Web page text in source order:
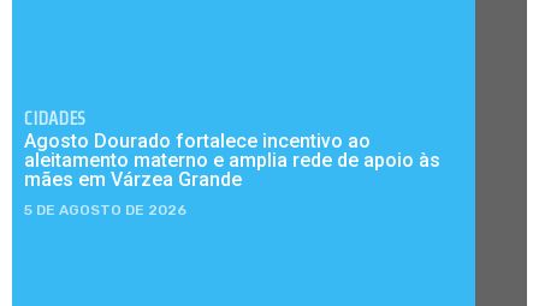
CIDADES
Agosto Dourado fortalece incentivo ao
aleitamento materno e amplia rede de apoio às
mães em Várzea Grande
5 DE AGOSTO DE 2026